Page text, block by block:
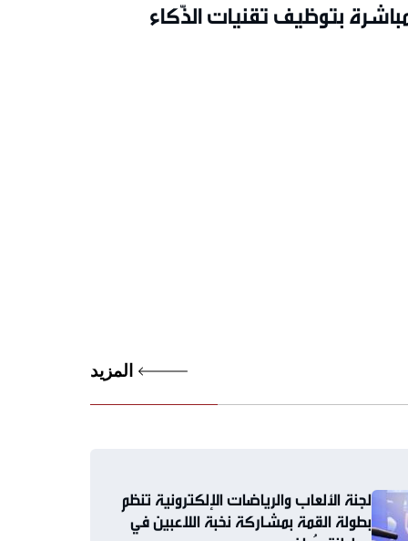
بتوظيف تقنيات الذّكاء
المزيد
لجنة الألعاب والرياضات الإلكترونية تنظم
بطولة القمة بمشاركة نخبة اللاعبين في